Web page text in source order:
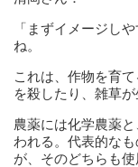
「まずイメージし
ね。
これは、作物を育
を殺したり、雑草
農薬には化学農薬
われる。代表的な
が、そのどちらも